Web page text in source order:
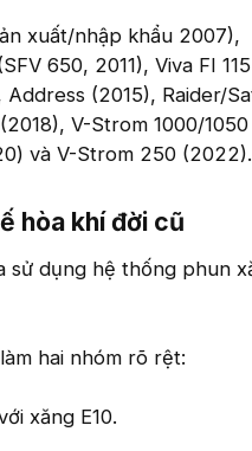
xuất/nhập khẩu 2007),
650, 2011), Viva FI 115
(2015), Raider/
V-Strom 1000/1050
và V-Strom 250 (2022).
hòa khí đời cũ​
sử dụng hệ thống phun
hai nhóm rõ rệt:
xăng E10.